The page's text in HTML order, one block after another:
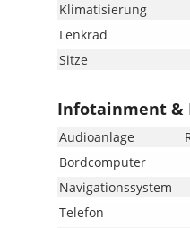
Klimatisierung
Lenkrad
Sitze
Infotainment &
Audioanlage
Bordcomputer
Navigationssystem
Telefon